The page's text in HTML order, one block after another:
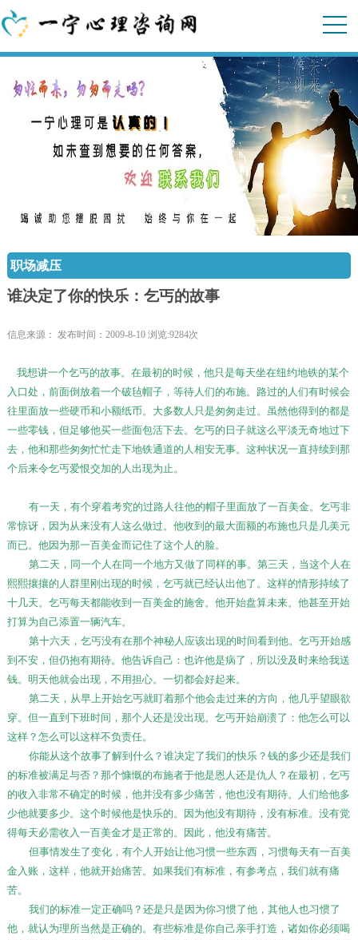
职场减压
谁决定了你的快乐：乞丐的故事
信息来源： 发布时间：2009-8-10 浏览:9284次
我想讲一个乞丐的故事。在最初的时候，他只是每天坐在纽约地铁的某个
入口处，前面倒放着一个破毡帽子，等待人们的布施。路过的人们有时候会
往里面放一些硬币和小额纸币。大多数人只是匆匆走过。虽然他得到的都是
一些零钱，但足够他买一些面包活下去。乞丐的日子就这么平淡无奇地过下
去，他和那些匆匆忙忙走下地铁通道的人相安无事。这种状况一直持续到那
个后来令乞丐爱恨交加的人出现为止。
有一天，有个穿着考究的过路人往他的帽子里面放了一百美金。乞丐非
常惊讶，因为从来没有人这么做过。他收到的最大面额的布施也只是几美元
而已。他因为那一百美金而记住了这个人的脸。
第二天，同一个人在同一个地方又做了同样的事。第三天，当这个人在
熙熙攘攘的人群里刚出现的时候，乞丐就已经认出他了。这样的情形持续了
十几天。乞丐每天都能收到一百美金的施舍。他开始盘算未来。他甚至开始
打算为自己添置一辆汽车。
第十六天，乞丐没有在那个神秘人应该出现的时间看到他。乞丐开始感
到不安，但仍抱有期待。他告诉自己：也许他是病了，所以没及时来给我送
钱。明天他就会出现，不用担心。一切都会好起来。
第二天，从早上开始乞丐就盯着那个他会走过来的方向，他几乎望眼欲
穿。但一直到下班时间，那个人还是没出现。乞丐开始崩溃了：他怎么可以
这样？怎么可以这样不负责任。
你能从这个故事了解到什么？谁决定了我们的快乐？钱的多少还是我们
的标准被满足与否？那个慷慨的布施者于他是恩人还是仇人？在最初，乞丐
的收入非常不确定的时候，他并没有多少痛苦，他也没有期待。人们给他多
少他就要多少。这个时候他是快乐的。因为他没有期待，没有标准。没有觉
得每天必需收入一百美金才是正常的。因此，他没有痛苦。
但事情发生了变化，有个人开始让他习惯一些东西，习惯每天有一百美
金入账，这样，他就开始痛苦。如果我们有标准，有参考点，我们就有痛
苦。
我们的标准一定正确吗？还是只是因为你习惯了他，其他人也习惯了
他，就认为理所当然是正确的。有些标准是你自己亲手打造，诸如你必须喝